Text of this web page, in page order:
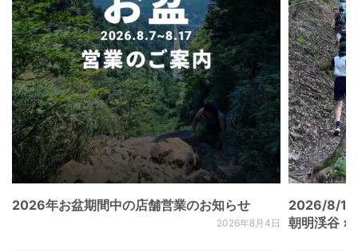
2026年お盆期間中の店舗営業のお知らせ
2026年8月4日
2026/8/
朝明渓谷 ×